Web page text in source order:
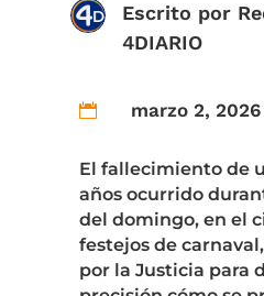
Escrito por
4DIARIO
 marzo 2, 2026
El fallecimiento de
años ocurrido
del domingo, en el
festejos de
por la Justicia para